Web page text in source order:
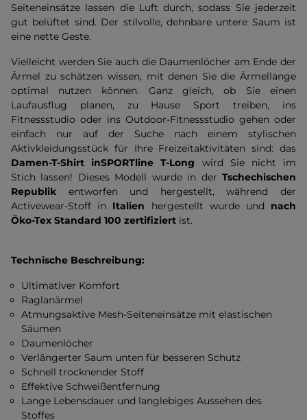
Seiteneinsätze lassen die Luft durch, sodass Sie jederzeit
gut belüftet sind. Der stilvolle, dehnbare untere Saum ist
eine nette Geste.
Vielleicht werden Sie auch die Daumenlöcher am Ende der
Ärmel zu schätzen wissen, mit denen Sie die Ärmellänge
optimal nutzen können. Ganz gleich, ob Sie einen
Laufausflug planen, zu Hause Sport treiben, ins
Fitnessstudio oder ins Outdoor-Fitnessstudio gehen oder
einfach nur auf der Suche nach einem stylischen
Aktivkleidungsstück für Ihre Freizeitaktivitäten sind: das
Damen-T-Shirt inSPORTline T-Long wird Sie nicht im
Stich lassen! Dieses Modell wurde in der Tschechischen
Republik entworfen und hergestellt, während der
Activewear-Stoff in Italien hergestellt wurde und nach
Öko-Tex Standard 100 zertifiziert ist.
Technische Beschreibung:
Ultimativer Komfort
Raglanärmel
Atmungsaktive Mesh-Seiteneinsätze mit elastischen
Säumen
Daumenlöcher
Verlängerter Saum unten für besseren Schutz
Schnell trocknender Stoff
Effektive Schweißentfernung
Lange Lebensdauer und langlebiges Aussehen des
Stoffes